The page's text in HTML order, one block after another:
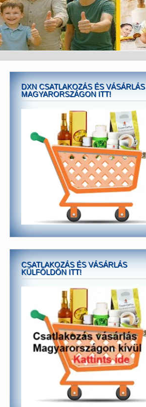
DXN CSATLAKOZÁS ÉS VÁSÁRLÁS
MAGYARORSZÁGON ITT!
CSATLAKOZÁS ÉS VÁSÁRLÁS
KÜLFÖLDÖN ITT!